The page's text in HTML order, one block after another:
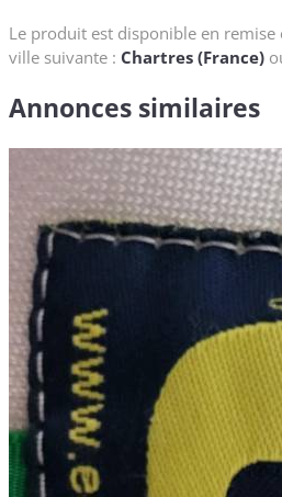
Le produit est disponible en
ville suivante : Chartres (France)
Annonces similaires